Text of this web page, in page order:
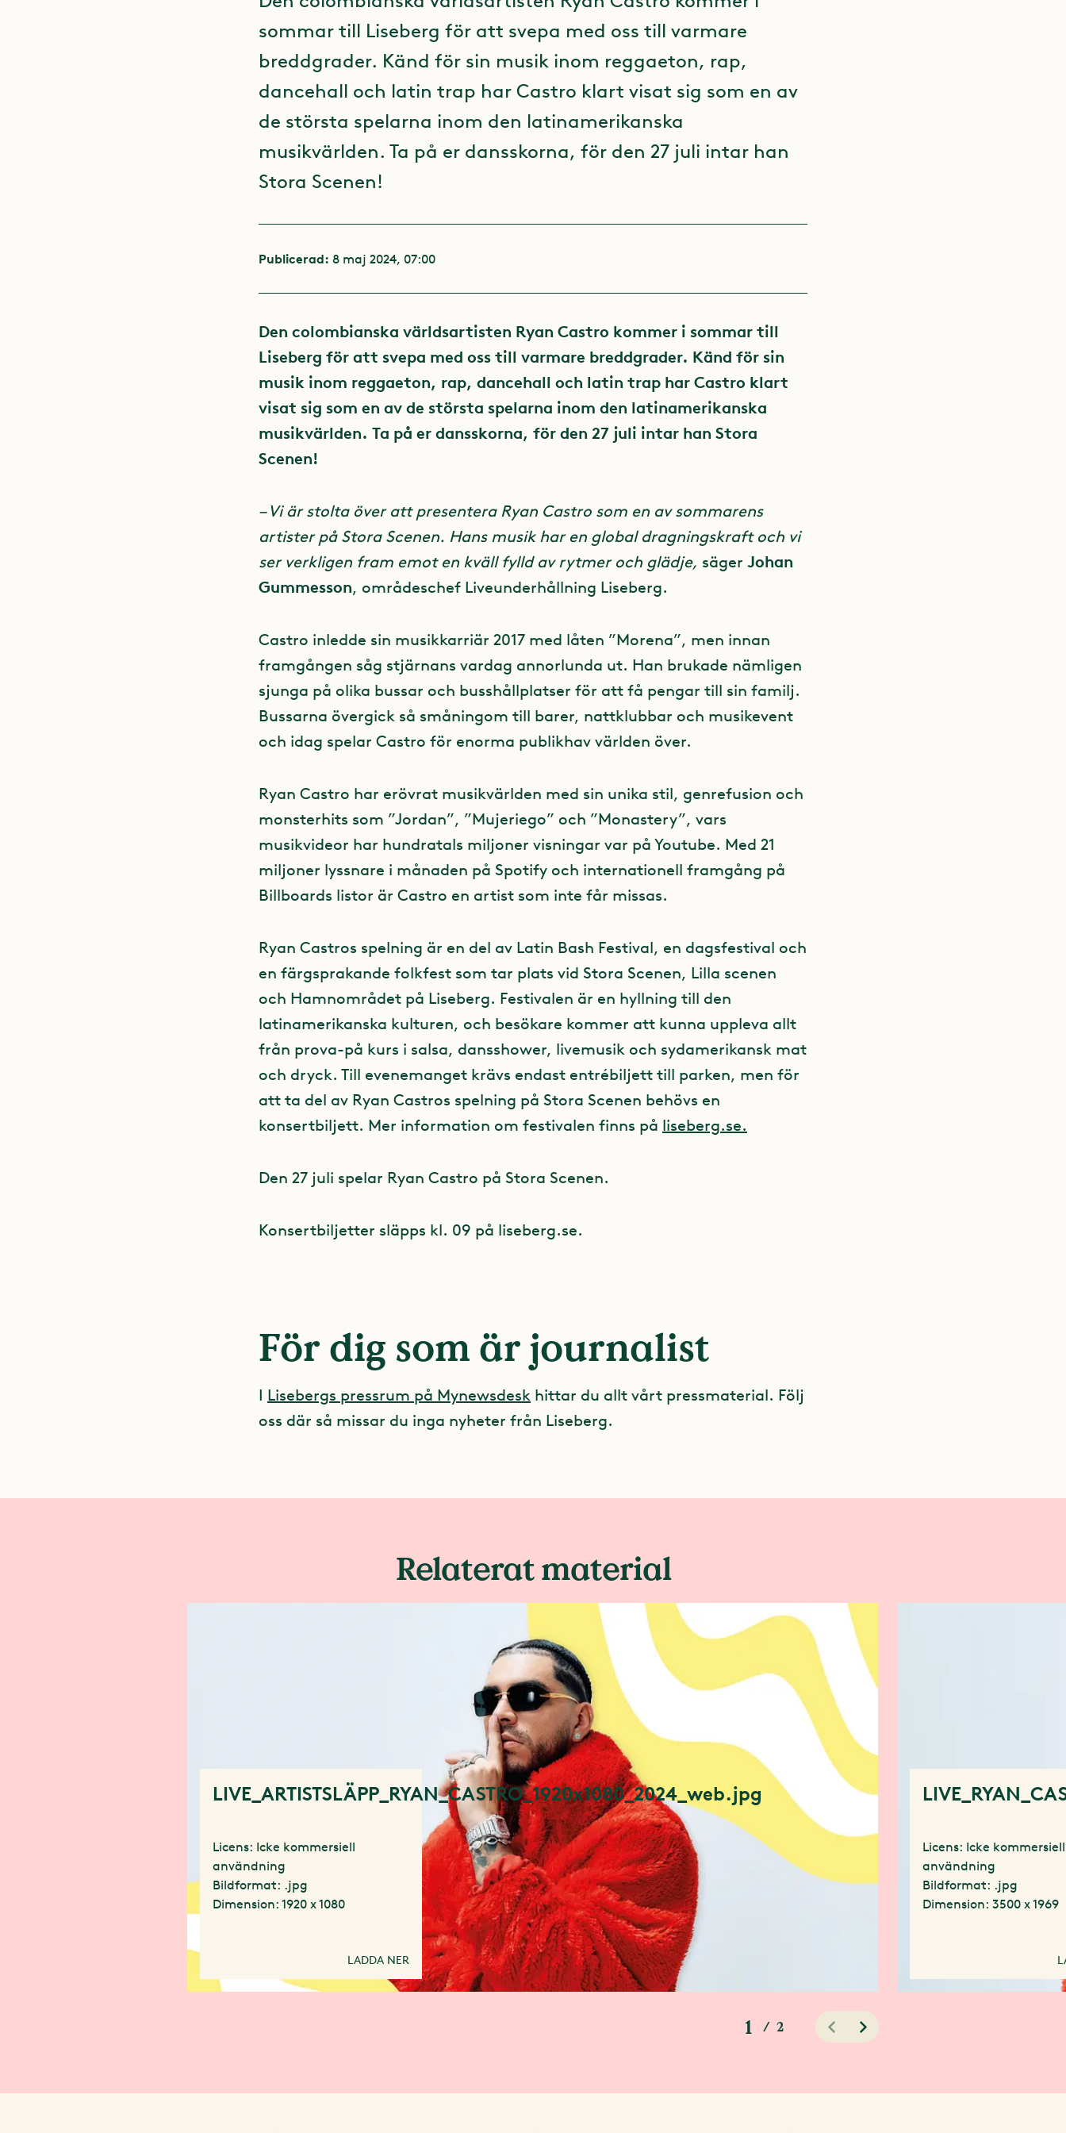
sommar till Liseberg för att svepa med oss till varmare
breddgrader. Känd för sin musik inom reggaeton, rap,
dancehall och latin trap har Castro klart visat sig som en av
de största spelarna inom den latinamerikanska
musikvärlden. Ta på er dansskorna, för den 27 juli intar han
Stora Scenen!
Publicerad: 8 maj 2024, 07:00
Den colombianska världsartisten Ryan Castro kommer i sommar till
Liseberg för att svepa med oss till varmare breddgrader. Känd för sin
musik inom reggaeton, rap, dancehall och latin trap har Castro klart
visat sig som en av de största spelarna inom den latinamerikanska
musikvärlden. Ta på er dansskorna, för den 27 juli intar han Stora
Scenen!
–Vi är stolta över att presentera Ryan Castro som en av sommarens
artister på Stora Scenen. Hans musik har en global dragningskraft och vi
ser verkligen fram emot en kväll fylld av rytmer och glädje, säger Johan
Gummesson, områdeschef Liveunderhållning Liseberg.
Castro inledde sin musikkarriär 2017 med låten ”Morena”, men innan
framgången såg stjärnans vardag annorlunda ut. Han brukade nämligen
sjunga på olika bussar och busshållplatser för att få pengar till sin familj.
Bussarna övergick så småningom till barer, nattklubbar och musikevent
och idag spelar Castro för enorma publikhav världen över.
Ryan Castro har erövrat musikvärlden med sin unika stil, genrefusion och
monsterhits som ”Jordan”, ”Mujeriego” och ”Monastery”, vars
musikvideor har hundratals miljoner visningar var på Youtube. Med 21
miljoner lyssnare i månaden på Spotify och internationell framgång på
Billboards listor är Castro en artist som inte får missas.
Ryan Castros spelning är en del av Latin Bash Festival, en dagsfestival och
en färgsprakande folkfest som tar plats vid Stora Scenen, Lilla scenen
och Hamnområdet på Liseberg. Festivalen är en hyllning till den
latinamerikanska kulturen, och besökare kommer att kunna uppleva allt
från prova-på kurs i salsa, dansshower, livemusik och sydamerikansk mat
och dryck. Till evenemanget krävs endast entrébiljett till parken, men för
att ta del av Ryan Castros spelning på Stora Scenen behövs en
konsertbiljett. Mer information om festivalen finns på liseberg.se.
Den 27 juli spelar Ryan Castro på Stora Scenen.
Konsertbiljetter släpps kl. 09 på liseberg.se.
För dig som är journalist
I Lisebergs pressrum på Mynewsdesk hittar du allt vårt pressmaterial. Följ
oss där så missar du inga nyheter från Liseberg.
Relaterat material
LIVE_ARTISTSLÄPP_RYAN_CASTRO_1920x1080_2024_web.jpg
Licens: Icke kommersiell
användning
Bildformat: .jpg
Dimension: 1920 x 1080
LADDA NER
Licens: Icke kommersiell
användning
Bildformat: .jpg
Dimension: 3500 x 1969
1 / 2